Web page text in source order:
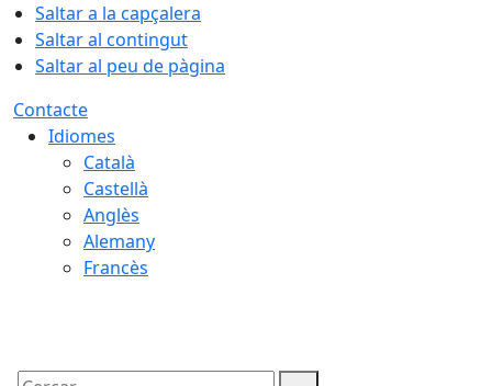
Saltar a la capçalera
Saltar al contingut
Saltar al peu de pàgina
Contacte
Idiomes
Català
Castellà
Anglès
Alemany
Francès